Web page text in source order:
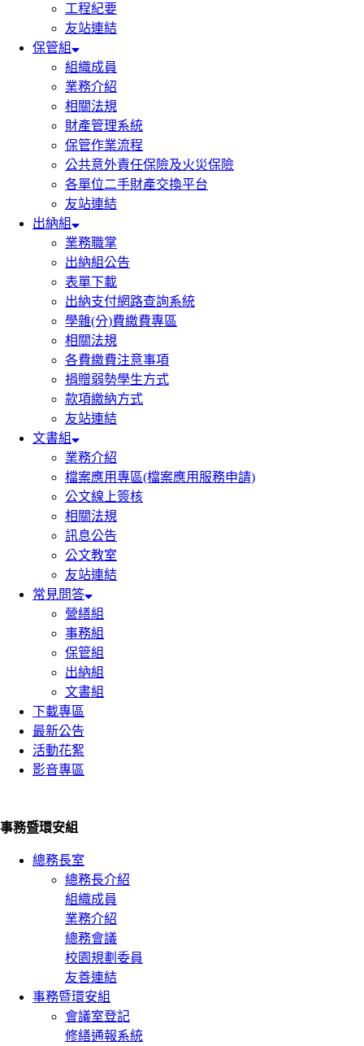
工程紀要
友站連結
保管組
組織成員
業務介紹
相關法規
財產管理系統
保管作業流程
公共意外責任保險及火災保險
各單位二手財產交換平台
友站連結
出納組
業務職掌
出納組公告
表單下載
出納支付網路查詢系統
學雜(分)費繳費專區
相關法規
各費繳費注意事項
捐贈弱勢學生方式
款項繳納方式
友站連結
文書組
業務介紹
檔案應用專區(檔案應用服務申請)
公文線上簽核
相關法規
訊息公告
公文教室
友站連結
常見問答
營繕組
事務組
保管組
出納組
文書組
下載專區
最新公告
活動花絮
影音專區
事務暨環安組
總務長室
總務長介紹
組織成員
業務介紹
總務會議
校園規劃委員
友善連結
事務暨環安組
會議室登記
修繕通報系統